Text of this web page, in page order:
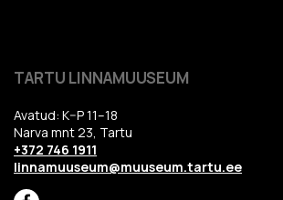
TARTU LINNAMUUSEUM
Avatud: K–P 11–18
Narva mnt 23, Tartu
+372 746 1911
linnamuuseum@muuseum.tartu.ee